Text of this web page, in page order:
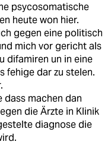
psycosomatische
heute won hier.
gegen eine politisch
mich vor gericht als
difamiren un in eine
fehige dar zu stelen.
dass machen dan
die Ärzte in Klinik
diagnose die